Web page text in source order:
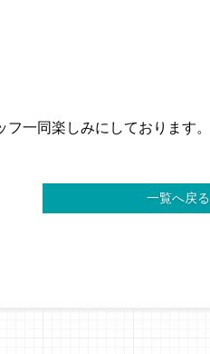
一同楽しみにしております。
一覧へ戻る